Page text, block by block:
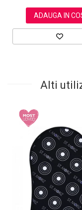
ADAUGA IN
Alti